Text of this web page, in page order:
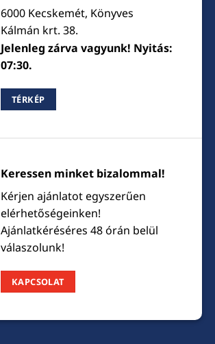
6000 Kecskemét, Könyves
Kálmán krt. 38.
Jelenleg zárva vagyunk! Nyitás:
07:30.
TÉRKÉP
Keressen minket bizalommal!
Kérjen ajánlatot egyszerűen
elérhetőségeinken!
Ajánlatkéréséres 48 órán belül
válaszolunk!
KAPCSOLAT